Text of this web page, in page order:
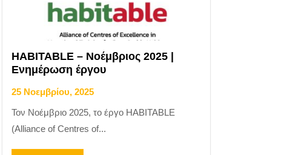
HABITABLE – Νοέμβριος 2025 |
Ενημέρωση έργου
25 Νοεμβρίου, 2025
Τον Νοέμβριο 2025, το έργο HABITABLE
(Alliance of Centres of...